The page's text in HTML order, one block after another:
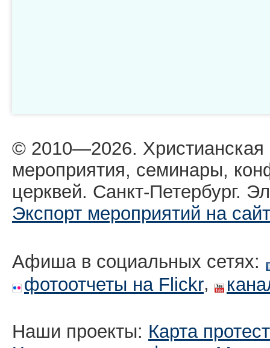
© 2010—2026.
мероприятия, семинары,
церквей. Санкт-Петербург.
Экспорт мероприятий на сайт
Афиша в социальных сетях:
фотоотчеты на Flickr,
Наши проекты: Карта